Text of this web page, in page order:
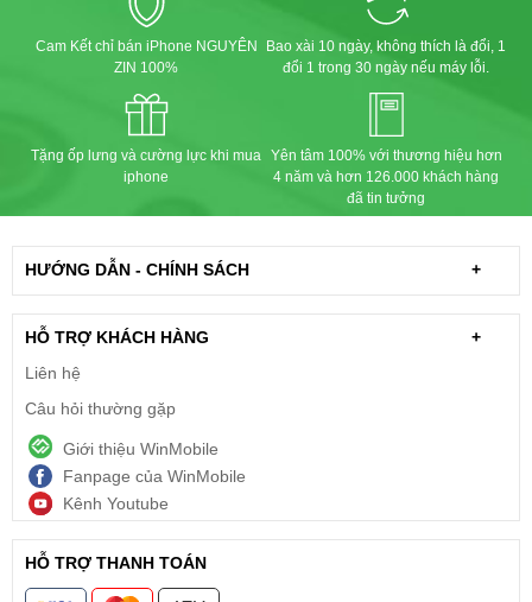
Cam Kết chỉ bán iPhone NGUYÊN
ZIN 100%
Bao xài 10 ngày, không thích là đổi, 1
đổi 1 trong 30 ngày nếu máy lỗi.
Tặng ốp lưng và cường lực khi mua
iphone
Yên tâm 100% với thương hiệu hơn
4 năm và hơn 126.000 khách hàng
đã tin tưởng
HƯỚNG DẪN - CHÍNH SÁCH +
HỖ TRỢ KHÁCH HÀNG
+
Liên hệ
Câu hỏi thường gặp
Giới thiệu WinMobile
Fanpage của WinMobile
Kênh Youtube
HỖ TRỢ THANH TOÁN